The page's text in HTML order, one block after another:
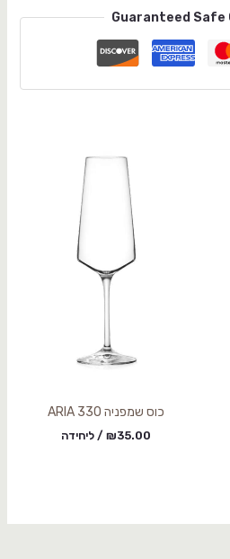
Guaranteed Safe
כוס שמפניה 330 ARIA
₪35.00 / ליחידה